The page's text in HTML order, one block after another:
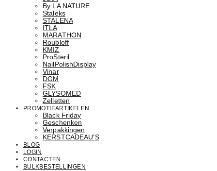
By LA NATURE
Staleks
STALENA
ITLA
MARATHON
Roubloff
KMIZ
ProSteril
NailPolishDisplay
Vinar
DGM
FSK
GLYSOMED
Zelletten
PROMOTIEARTIKELEN
Black Friday
Geschenken
Verpakkingen
KERSTCADEAU’S
BLOG
LOGIN
CONTACTEN
BULKBESTELLINGEN